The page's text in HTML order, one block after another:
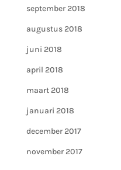
september 2018
augustus 2018
juni 2018
april 2018
maart 2018
januari 2018
december 2017
november 2017